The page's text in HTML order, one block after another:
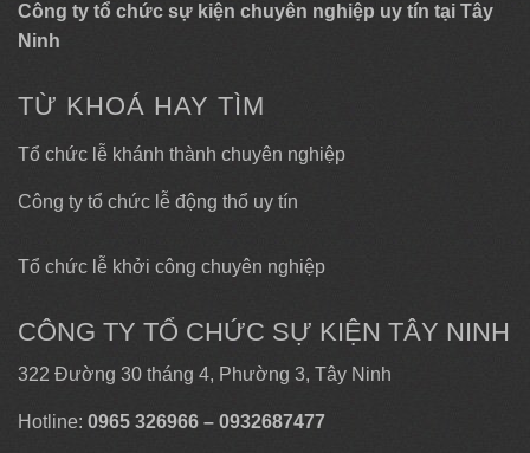
Công ty tổ chức sự kiện chuyên nghiệp uy tín tại Tây
Ninh
TỪ KHOÁ HAY TÌM
Tổ chức lễ khánh thành chuyên nghiệp
Công ty tổ chức lễ động thổ uy tín
Tổ chức lễ khởi công chuyên nghiệp
CÔNG TY TỔ CHỨC SỰ KIỆN TÂY NINH
322 Đường 30 tháng 4, Phường 3, Tây Ninh
Hotline: 0965 326966 – 0932687477